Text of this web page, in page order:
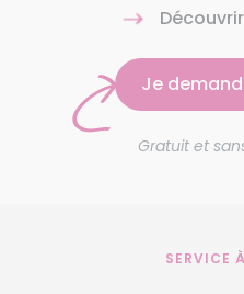
Je
Gratuit et
SERVICE